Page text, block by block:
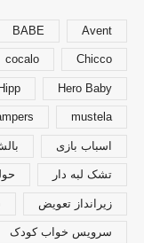
Avent
BABE
Chicco
cocalo
Hero Baby
Hipp
mustela
اسباب بازی
تشک لبه دار
زیرانداز تعویض
سرویس خواب کودک